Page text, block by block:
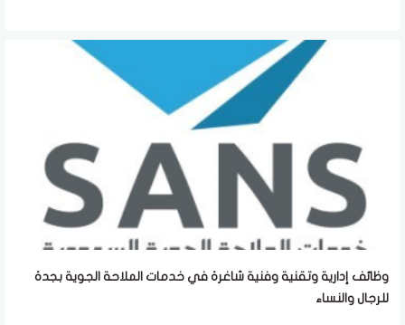
وظائف إدارية وتقنية وفنية شاغرة في خدمات الملاحة الجوية بجدة
للرجال والنساء